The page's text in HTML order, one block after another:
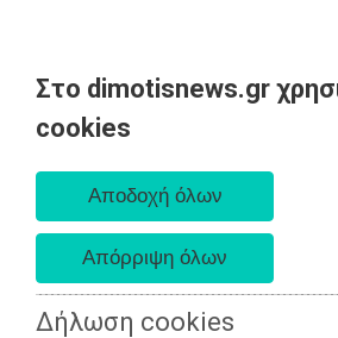
Στο dimotisnews.gr
cookies
Δήλωση cookies